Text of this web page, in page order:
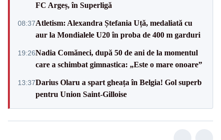
FC Argeș, în Superligă
08:37Atletism: Alexandra Ștefania Uță, medaliată cu
aur la Mondialele U20 în proba de 400 m garduri
19:26Nadia Comăneci, după 50 de ani de la momentul
care a schimbat gimnastica: „Este o mare onoare”
13:37Darius Olaru a spart gheața în Belgia! Gol superb
pentru Union Saint-Gilloise